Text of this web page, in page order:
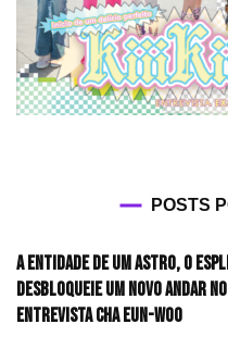
POSTS
A entidade de um astro, o
desbloqueie um novo andar
Entrevista CHA EUN-WOO